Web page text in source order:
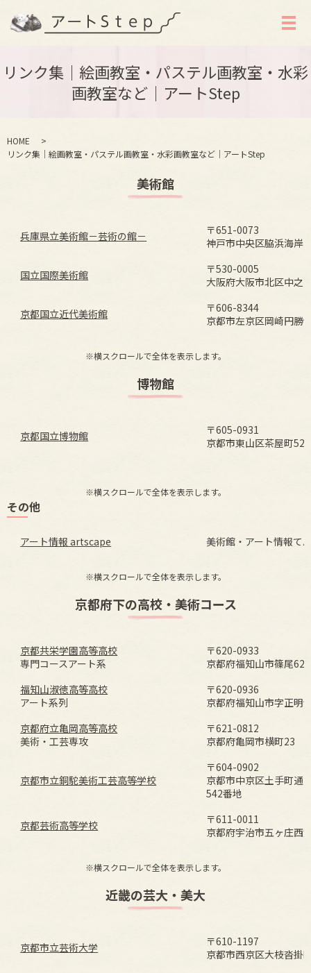
メ
リンク集｜絵画教室・パステル画教室・水彩
画教室など｜アートStep
HOME
リンク集｜絵画教室・パステル画教室・水彩画教室など｜アートStep
美術館
兵庫県立美術館－芸術の館－
〒651-0073
神戸市中央区脇浜海岸
国立国際美術館
〒530-0005
大阪府大阪市北区中之
京都国立近代美術館
〒606-8344
京都市左京区岡崎円勝
※横スクロールで全体を表示します。
博物館
京都国立博物館
〒605-0931
京都市東山区茶屋町527
※横スクロールで全体を表示します。
その他
アート情報 artscape 美術館・アート情報て
※横スクロールで全体を表示します。
京都府下の高校・美術コース
京都共栄学園高等高校
専門コースアート系
〒620-0933
京都府福知山市篠尾
福知山淑徳高等高校
アート系列
〒620-0936
京都府福知山市字正明
京都府立亀岡高等高校
美術・工芸専攻
〒621-0812
京都府亀岡市横町23
京都市立銅駝美術工芸高等学校
〒604-0902
京都市中京区土手町通
542番地
京都芸術高等学校
〒611-0011
京都府宇治市五ヶ庄西
※横スクロールで全体を表示します。
近畿の芸大・美大
京都市立芸術大学
〒610-1197
京都市西京区大枝沓掛